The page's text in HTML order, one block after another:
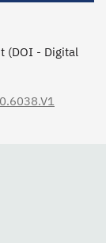
(DOI - Digital